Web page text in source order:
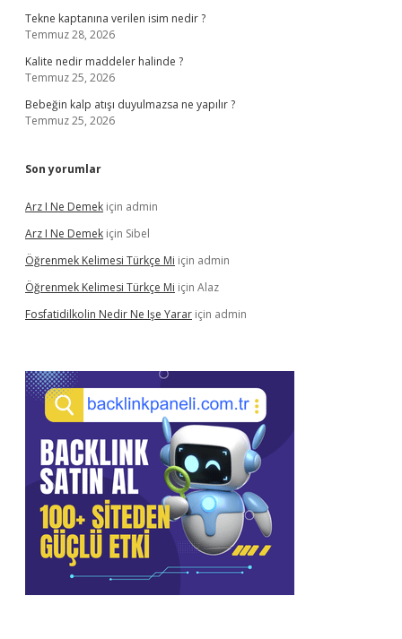
Tekne kaptanına verilen isim nedir ?
Temmuz 28, 2026
Kalite nedir maddeler halinde ?
Temmuz 25, 2026
Bebeğin kalp atışı duyulmazsa ne yapılır ?
Temmuz 25, 2026
Son yorumlar
Arz I Ne Demek için admin
Arz I Ne Demek için Sibel
Öğrenmek Kelimesi Türkçe Mi için admin
Öğrenmek Kelimesi Türkçe Mi için Alaz
Fosfatidilkolin Nedir Ne Işe Yarar için admin